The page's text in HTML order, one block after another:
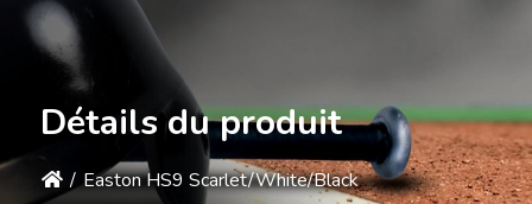
Détails du produit
/ Easton HS9 Scarlet/White/Black